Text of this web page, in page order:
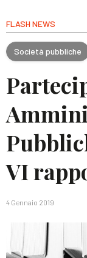
FLASH NEWS
Società pubbliche
VI
4 Gennaio 2019